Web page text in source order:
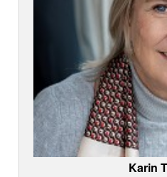
Karin